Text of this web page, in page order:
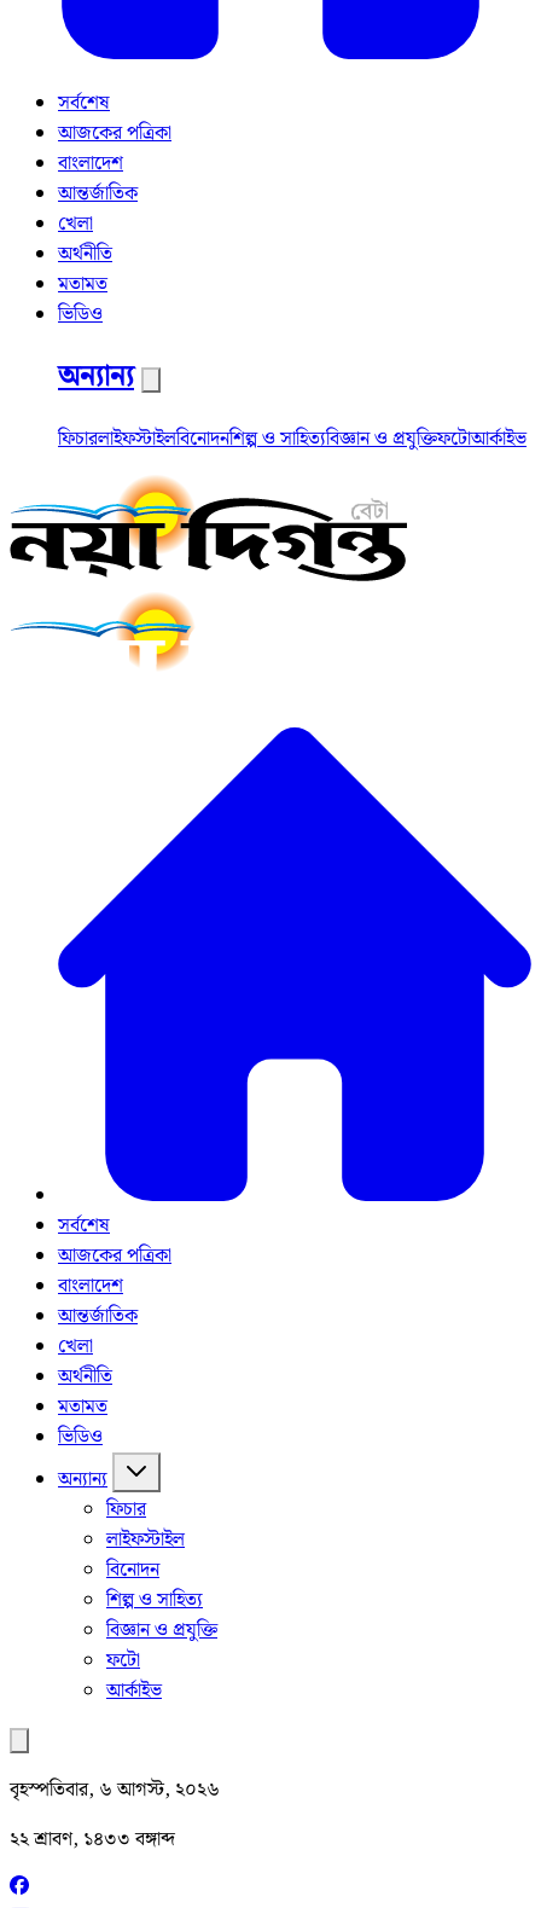
সর্বশেষ
আজকের পত্রিকা
বাংলাদেশ
আন্তর্জাতিক
খেলা
অর্থনীতি
মতামত
ভিডিও
অন্যান্য
ফিচারলাইফস্টাইলবিনোদনশিল্প ও সাহিত্যবিজ্ঞান ও প্রযুক্তিফটোআর্কাইভ
সর্বশেষ
আজকের পত্রিকা
বাংলাদেশ
আন্তর্জাতিক
খেলা
অর্থনীতি
মতামত
ভিডিও
অন্যান্য
ফিচার
লাইফস্টাইল
বিনোদন
শিল্প ও সাহিত্য
বিজ্ঞান ও প্রযুক্তি
ফটো
আর্কাইভ
বৃহস্পতিবার, ৬ আগস্ট, ২০২৬
২২ শ্রাবণ, ১৪৩৩ বঙ্গাব্দ